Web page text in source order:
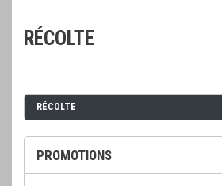
RÉCOLTE
PROMOTIONS
RÉCOLTE